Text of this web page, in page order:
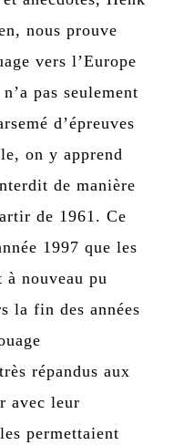
nous prouve
vers l’Europe
pas seulement
d’épreuves
on y apprend
de manière
de 1961. Ce
1997 que les
à nouveau pu
la fin des années
répandus aux
avec leur
permettaient